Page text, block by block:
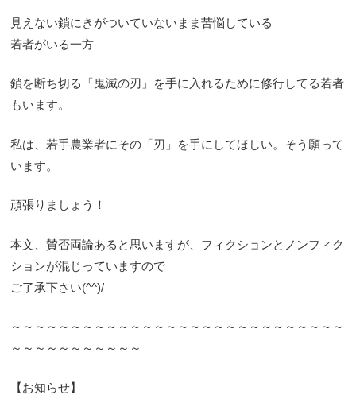
見えない鎖にきがついていないまま苦悩している
若者がいる一方
鎖を断ち切る「鬼滅の刃」を手に入れるために修行してる若者
もいます。
私は、若手農業者にその「刃」を手にしてほしい。そう願って
います。
頑張りましょう！
本文、賛否両論あると思いますが、フィクションとノンフィク
ションが混じっていますので
ご了承下さい(^^)/
～～～～～～～～～～～～～～～～～～～～～～～～～～～～
～～～～～～～～～～～
【お知らせ】